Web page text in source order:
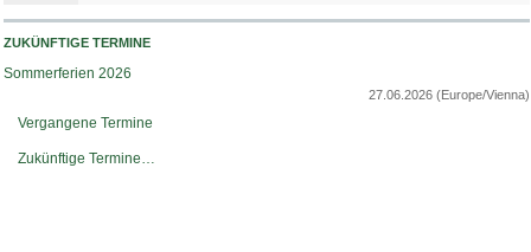
ZUKÜNFTIGE TERMINE
Sommerferien 2026
27.06.2026(Europe/Vienna)
Vergangene Termine
Zukünftige Termine…